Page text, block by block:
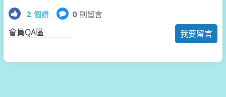
2 個讚 0 則留言
我要留言
會員QA區